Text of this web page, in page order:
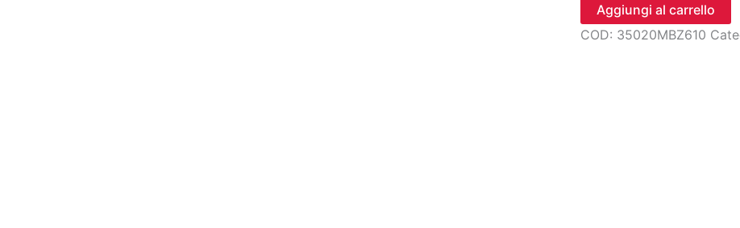
interruttore,
frec
Aggiungi al carrello
COD: 35020MBZ610